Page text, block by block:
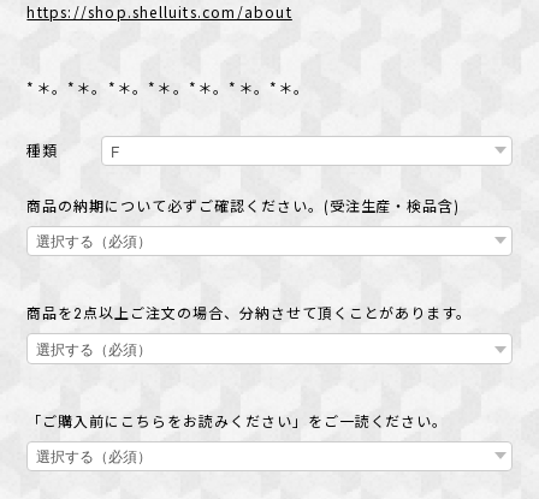
https://shop.shelluits.com/about
*＊。*＊。*＊。*＊。*＊。*＊。*＊。
種類
商品の納期について必ずご確認ください。(受注生産・検品含)
商品を2点以上ご注文の場合、分納させて頂くことがあります。
「ご購入前にこちらをお読みください」をご一読ください。